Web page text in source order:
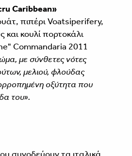
Caribbean»
πιπέρι Voatsiperifery,
κουλί πορτοκάλι
Commandaria 2011
με σύνθετες νότες
μελιού, φλούδας
οξύτητα που
του».